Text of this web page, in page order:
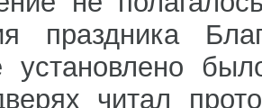
праздника
установлено
читал